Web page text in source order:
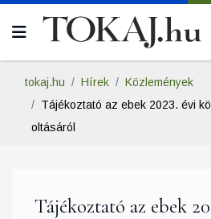
tokaj.hu Hírek
Közlemények
Tájékoztató az ebek 2023. évi
oltásáról
Tájékoztató az ebek